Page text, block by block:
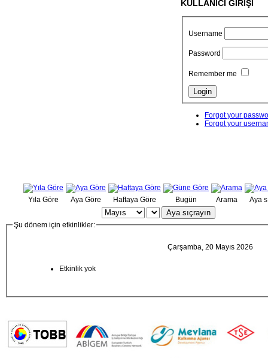
KULLANICI GİRİŞİ
Username
Password
Remember me
Forgot your
Forgot your
Yıla Göre Aya Göre Haftaya Göre Bugün Arama Aya
Aya sıçrayın
Şu dönem için etkinlikler:
Çarşamba, 20 Mayıs 2026
Etkinlik yok